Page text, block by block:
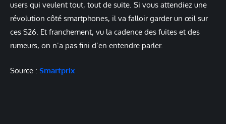
users qui veulent tout, tout de suite. Si vous attendiez une
révolution côté smartphones, il va falloir garder un œil sur
ces S26. Et franchement, vu la cadence des fuites et des
rumeurs, on n’a pas fini d’en entendre parler.
Source : Smartprix